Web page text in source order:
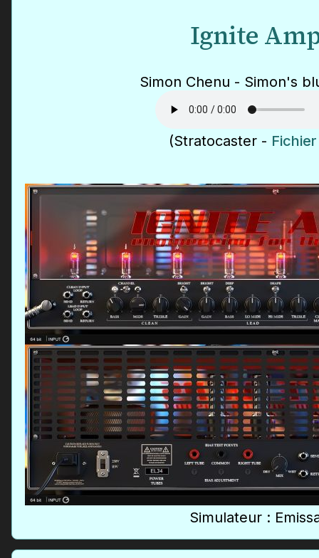
Ignite
Simon Chenu - Simon's
(Stratocaster -
Simulateur :